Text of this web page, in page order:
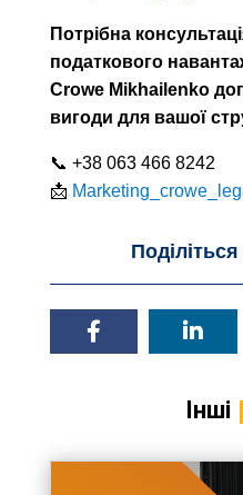
Потрібна
податкового
Crowe Mikhailenko
вигоди для вашої
📞 +38 063 466 8242
📩
Інші